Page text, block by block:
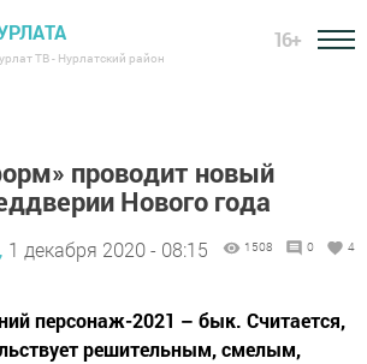
ТВ - Нурлатский район
16+
проводит новый
Нового года
1 декабря 2020 - 08:15 1508 0 4
персонаж-2021 – бык. Считается,
решительным, смелым,